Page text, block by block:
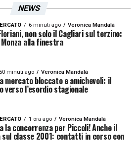
NEWS
6 minuti ago Veronica Mandalà
non solo il Cagliari sul terzino:
alla finestra
50 minuti ago Veronica Mandalà
mercato bloccato e amichevoli: il
verso l’esordio stagionale
1 ora ago Veronica Mandalà
la concorrenza per Piccoli! Anche il
sul classe 2001: contatti in corso con